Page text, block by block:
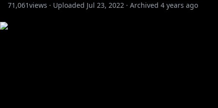
71,061views · Uploaded Jul 23, 2022 · Archived 4 years ago